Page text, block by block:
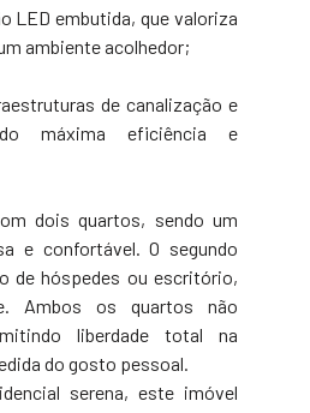
LED embutida, que valoriza
ambiente acolhedor;
de canalização e
máxima eficiência e
dois quartos, sendo um
e confortável. O segundo
de hóspedes ou escritório,
Ambos os quartos não
liberdade total na
do gosto pessoal.
serena, este imóvel